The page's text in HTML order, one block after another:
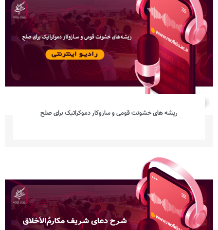
ریشه های خشونت قومی و سازوکار دموکراتیک برای صلح